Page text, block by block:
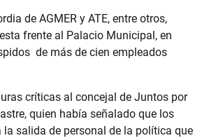
de AGMER y ATE, entre otros,
frente al Palacio Municipal, en
de más de cien empleados
críticas al concejal de Juntos por
quien había señalado que los
la salida de personal de la política que